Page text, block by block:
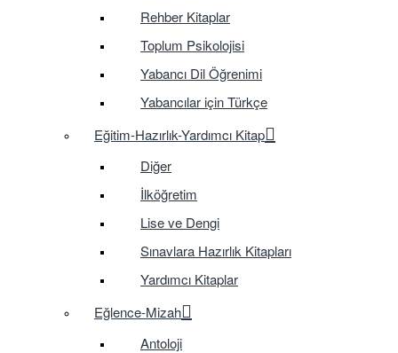
Rehber Kitaplar
Toplum Psikolojisi
Yabancı Dil Öğrenimi
Yabancılar için Türkçe
Eğitim-Hazırlık-Yardımcı Kitap
Diğer
İlköğretim
Lise ve Dengi
Sınavlara Hazırlık Kitapları
Yardımcı Kitaplar
Eğlence-Mizah
Antoloji